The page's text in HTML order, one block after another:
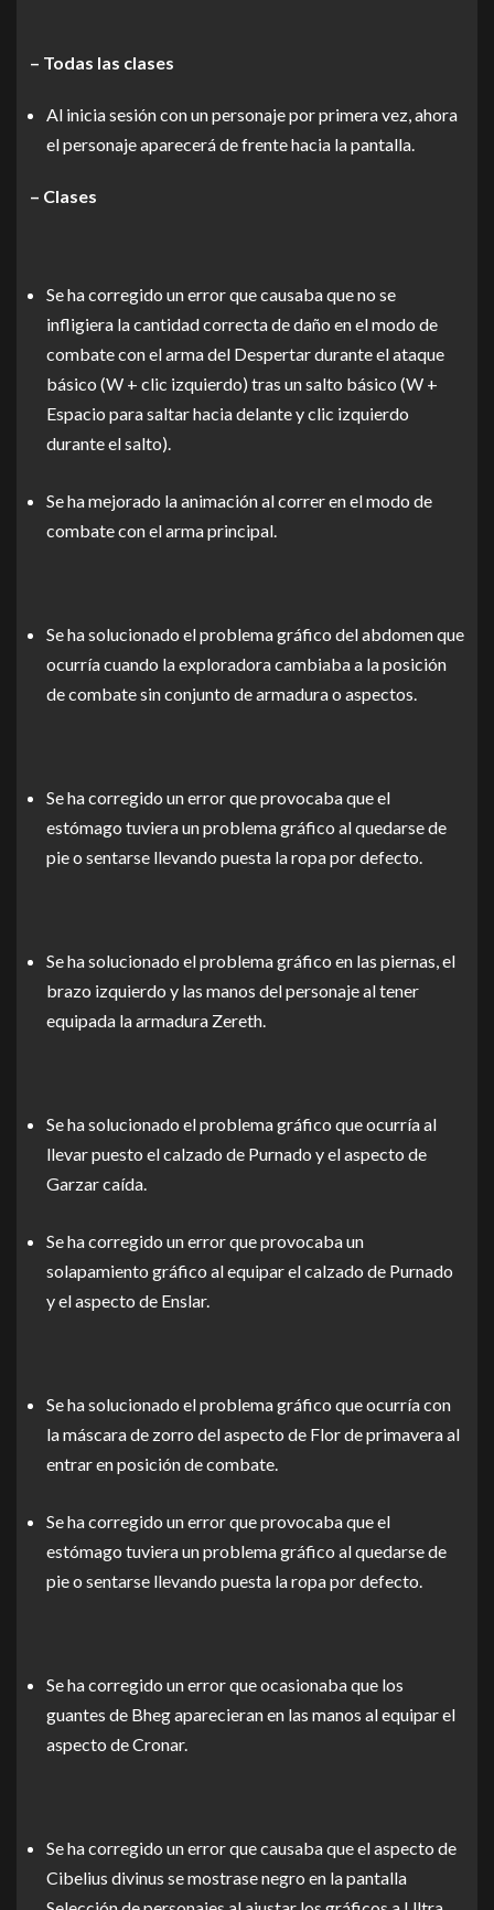
– Todas las clases
Al inicia sesión con un personaje por primera vez, ahora
el personaje aparecerá de frente hacia la pantalla.
– Clases
Se ha corregido un error que causaba que no se
infligiera la cantidad correcta de daño en el modo de
combate con el arma del Despertar durante el ataque
básico (W + clic izquierdo) tras un salto básico (W +
Espacio para saltar hacia delante y clic izquierdo
durante el salto).
Se ha mejorado la animación al correr en el modo de
combate con el arma principal.
Se ha solucionado el problema gráfico del abdomen que
ocurría cuando la exploradora cambiaba a la posición
de combate sin conjunto de armadura o aspectos.
Se ha corregido un error que provocaba que el
estómago tuviera un problema gráfico al quedarse de
pie o sentarse llevando puesta la ropa por defecto.
Se ha solucionado el problema gráfico en las piernas, el
brazo izquierdo y las manos del personaje al tener
equipada la armadura Zereth.
Se ha solucionado el problema gráfico que ocurría al
llevar puesto el calzado de Purnado y el aspecto de
Garzar caída.
Se ha corregido un error que provocaba un
solapamiento gráfico al equipar el calzado de Purnado
y el aspecto de Enslar.
Se ha solucionado el problema gráfico que ocurría con
la máscara de zorro del aspecto de Flor de primavera al
entrar en posición de combate.
Se ha corregido un error que provocaba que el
estómago tuviera un problema gráfico al quedarse de
pie o sentarse llevando puesta la ropa por defecto.
Se ha corregido un error que ocasionaba que los
guantes de Bheg aparecieran en las manos al equipar el
aspecto de Cronar.
Se ha corregido un error que causaba que el aspecto de
Cibelius divinus se mostrase negro en la pantalla